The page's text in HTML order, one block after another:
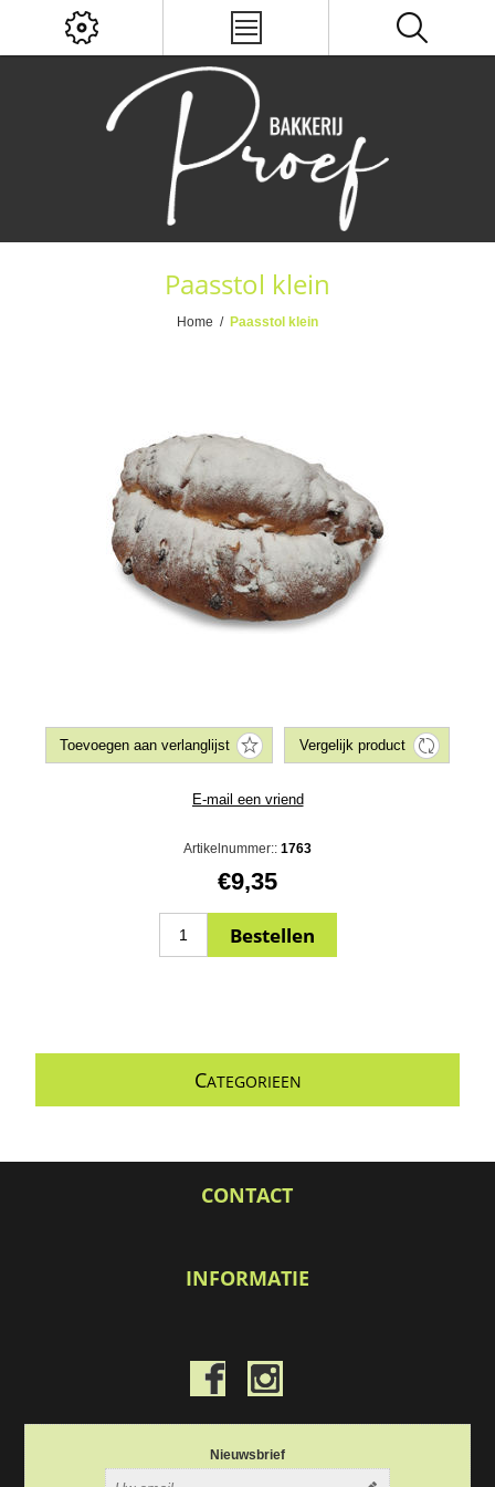
Paasstol klein
Home / Paasstol klein
Artikelnummer:: 1763
€9,35
CATEGORIEEN
CONTACT
INFORMATIE
Nieuwsbrief